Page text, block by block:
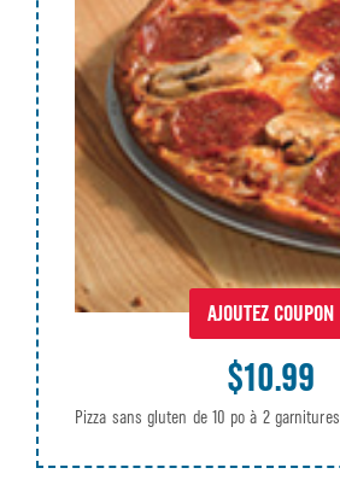
AJOUTEZ COUPON
$10.99
Pizza sans gluten de 10 po à 2 garnitures